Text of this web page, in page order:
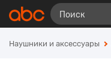
Наушники и аксессуары